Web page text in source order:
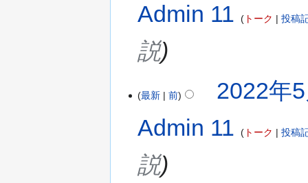
Admin 11
トーク 投稿
説
最新 前
2022年
Admin 11
トーク 投稿
説